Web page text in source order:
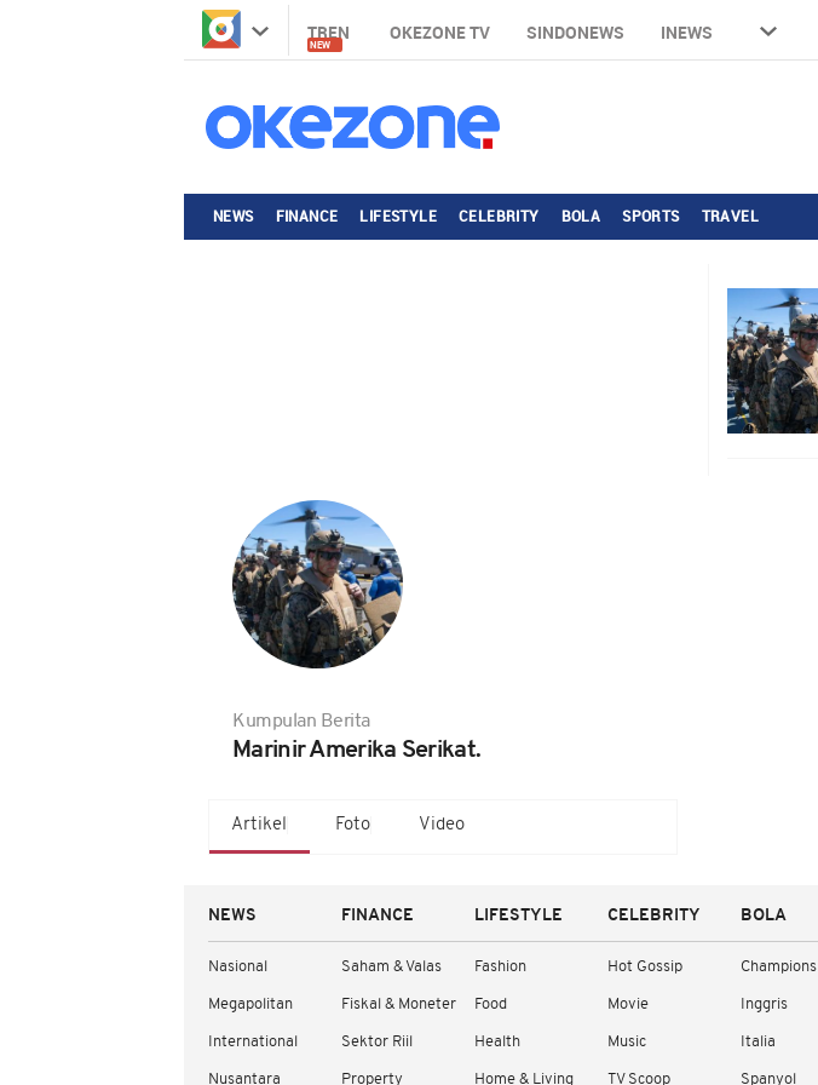
TREN
NEW
OKEZONE TV SINDONEWS INEWS
NEWS FINANCE LIFESTYLE CELEBRITY BOLA SPORTS TRAVEL
Kumpulan Berita
Marinir Amerika Serikat.
Artikel Foto Video
NEWS
Nasional
Megapolitan
International
Nusantara
FINANCE
Saham & Valas
Fiskal & Moneter
Sektor Riil
Property
LIFESTYLE
Fashion
Food
Health
Home & Living
CELEBRITY
Hot Gossip
Movie
Music
TV Scoop
BOLA
Champions
Inggris
Italia
Spanyol